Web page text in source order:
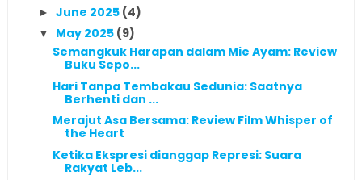
► June 2025 (4)
▼ May 2025 (9)
Semangkuk Harapan dalam Mie Ayam: Review
Buku Sepo...
Hari Tanpa Tembakau Sedunia: Saatnya
Berhenti dan ...
Merajut Asa Bersama: Review Film Whisper of
the Heart
Ketika Ekspresi dianggap Represi: Suara
Rakyat Leb...